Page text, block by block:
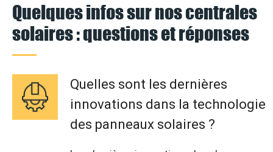
Quelques infos sur nos centrales
solaires : questions et réponses
Quelles sont les dernières
innovations dans la technologie
des panneaux solaires ?